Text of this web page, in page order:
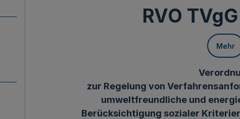
RVO
Mehr
zur Regelung von
umweltfreundliche und
Berücksichtigung sozialer